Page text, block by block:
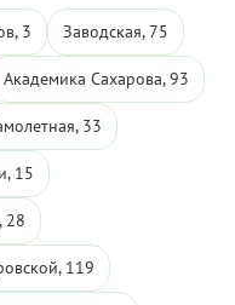
3 Заводская, 75
Академика Сахарова, 93
33
15
28
119